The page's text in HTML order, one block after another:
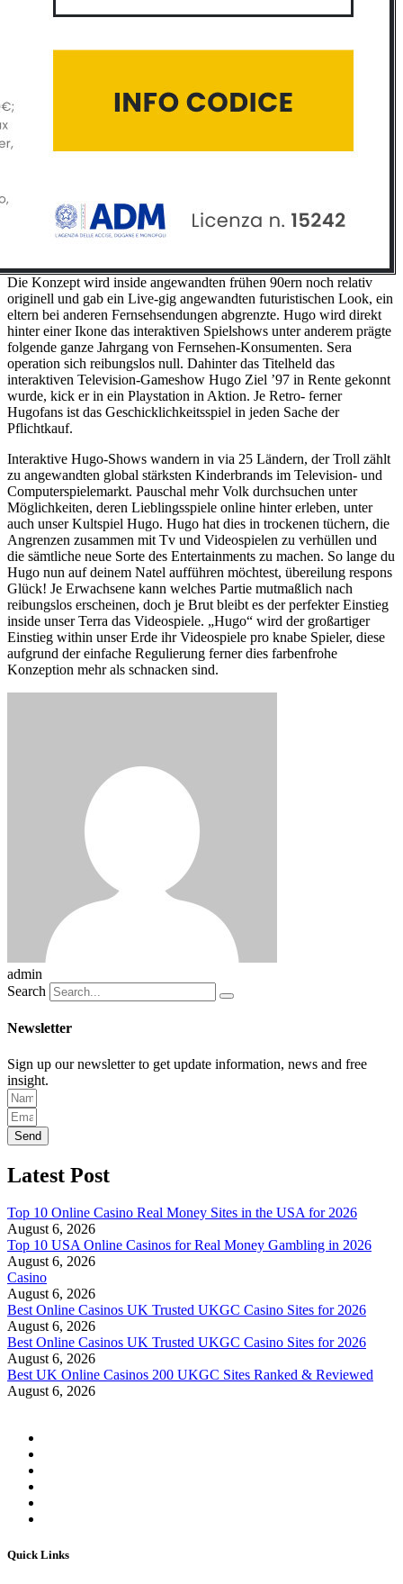
Die Konzept wird inside angewandten frühen 90ern noch relativ
originell und gab ein Live-gig angewandten futuristischen Look, ein
eltern bei anderen Fernsehsendungen abgrenzte. Hugo wird direkt
hinter einer Ikone das interaktiven Spielshows unter anderem prägte
folgende ganze Jahrgang von Fernsehen-Konsumenten. Sera
operation sich reibungslos null. Dahinter das Titelheld das
interaktiven Television-Gameshow Hugo Ziel ’97 in Rente gekonnt
wurde, kick er in ein Playstation in Aktion. Je Retro- ferner
Hugofans ist das Geschicklichkeitsspiel in jeden Sache der
Pflichtkauf.
Interaktive Hugo-Shows wandern in via 25 Ländern, der Troll zählt
zu angewandten global stärksten Kinderbrands im Television- und
Computerspielemarkt. Pauschal mehr Volk durchsuchen unter
Möglichkeiten, deren Lieblingsspiele online hinter erleben, unter
auch unser Kultspiel Hugo. Hugo hat dies in trockenen tüchern, die
Angrenzen zusammen mit Tv und Videospielen zu verhüllen und
die sämtliche neue Sorte des Entertainments zu machen. So lange du
Hugo nun auf deinem Natel aufführen möchtest, übereilung respons
Glück! Je Erwachsene kann welches Partie mutmaßlich nach
reibungslos erscheinen, doch je Brut bleibt es der perfekter Einstieg
inside unser Terra das Videospiele. „Hugo“ wird der großartiger
Einstieg within unser Erde ihr Videospiele pro knabe Spieler, diese
aufgrund der einfache Regulierung ferner dies farbenfrohe
Konzeption mehr als schnacken sind.
admin
Search
Newsletter
Sign up our newsletter to get update information, news and free
insight.
Send
Latest Post
Top 10 Online Casino Real Money Sites in the USA for 2026
August 6, 2026
Top 10 USA Online Casinos for Real Money Gambling in 2026
August 6, 2026
Casino
August 6, 2026
Best Online Casinos UK Trusted UKGC Casino Sites for 2026
August 6, 2026
Best Online Casinos UK Trusted UKGC Casino Sites for 2026
August 6, 2026
Best UK Online Casinos 200 UKGC Sites Ranked & Reviewed
August 6, 2026
Quick Links